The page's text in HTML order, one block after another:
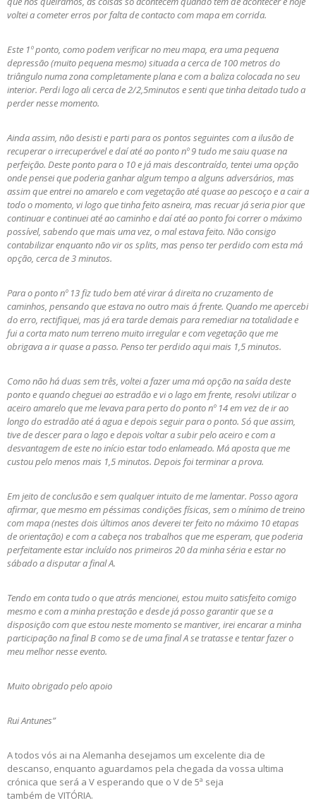
voltei a cometer erros por falta de contacto com mapa em corrida.
Este 1º ponto, como podem verificar no meu mapa, era uma pequena
depressão (muito pequena mesmo) situada a cerca de 100 metros do
triângulo numa zona completamente plana e com a baliza colocada no seu
interior. Perdi logo ali cerca de 2/2,5minutos e senti que tinha deitado tudo a
perder nesse momento.
Ainda assim, não desisti e parti para os pontos seguintes com a ilusão de
recuperar o irrecuperável e daí até ao ponto nº 9 tudo me saiu quase na
perfeição. Deste ponto para o 10 e já mais descontraído, tentei uma opção
onde pensei que poderia ganhar algum tempo a alguns adversários, mas
assim que entrei no amarelo e com vegetação até quase ao pescoço e a cair a
todo o momento, vi logo que tinha feito asneira, mas recuar já seria pior que
continuar e continuei até ao caminho e daí até ao ponto foi correr o máximo
possível, sabendo que mais uma vez, o mal estava feito. Não consigo
contabilizar enquanto não vir os splits, mas penso ter perdido com esta má
opção, cerca de 3 minutos.
Para o ponto nº 13 fiz tudo bem até virar á direita no cruzamento de
caminhos, pensando que estava no outro mais á frente. Quando me apercebi
do erro, rectifiquei, mas já era tarde demais para remediar na totalidade e
fui a corta mato num terreno muito irregular e com vegetação que me
obrigava a ir quase a passo. Penso ter perdido aqui mais 1,5 minutos.
Como não há duas sem três, voltei a fazer uma má opção na saída deste
ponto e quando cheguei ao estradão e vi o lago em frente, resolvi utilizar o
aceiro amarelo que me levava para perto do ponto nº 14 em vez de ir ao
longo do estradão até á agua e depois seguir para o ponto. Só que assim,
tive de descer para o lago e depois voltar a subir pelo aceiro e com a
desvantagem de este no início estar todo enlameado. Má aposta que me
custou pelo menos mais 1,5 minutos. Depois foi terminar a prova.
Em jeito de conclusão e sem qualquer intuito de me lamentar. Posso agora
afirmar, que mesmo em péssimas condições físicas, sem o mínimo de treino
com mapa (nestes dois últimos anos deverei ter feito no máximo 10 etapas
de orientação) e com a cabeça nos trabalhos que me esperam, que poderia
perfeitamente estar incluído nos primeiros 20 da minha séria e estar no
sábado a disputar a final A.
Tendo em conta tudo o que atrás mencionei, estou muito satisfeito comigo
mesmo e com a minha prestação e desde já posso garantir que se a
disposição com que estou neste momento se mantiver, irei encarar a minha
participação na final B como se de uma final A se tratasse e tentar fazer o
meu melhor nesse evento.
Muito obrigado pelo apoio
Rui Antunes”
A todos vós ai na Alemanha desejamos um excelente dia de
descanso, enquanto aguardamos pela chegada da vossa ultima
crónica que será a V esperando que o V de 5ª seja
também de VITÓRIA.